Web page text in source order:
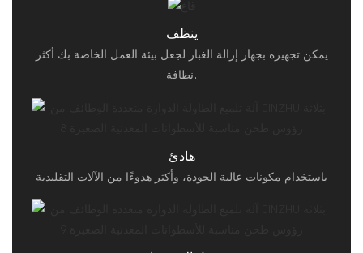
ينظف
يمكن تجهيزه بجهاز إزالة الغبار لجعل بيئة العمل الخاصة بك أكثر
نظافة.
هادئ
باستخدام مكونات عالية الجودة، وأكثر هدوءًا من الآلات التقليدية